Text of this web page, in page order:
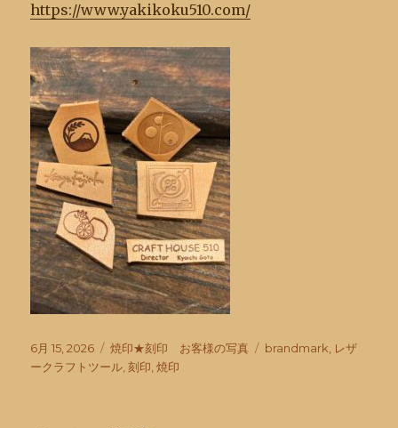
https://www.yakikoku510.com/
投
稿
6月 15, 2026
カ
テ
焼印★刻印 お客様の写真
タ
brandmark レザ
ークラフトツール ,刻印 ,焼印